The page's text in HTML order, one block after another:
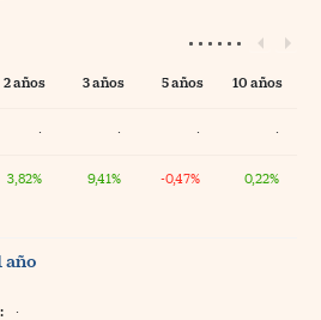
2 años 3 años 5 años 10 años
· · · ·
3,82% 9,41% -0,47% 0,22%
año
·